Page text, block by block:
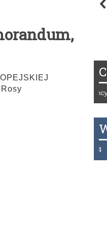
42/2019 r. Niemcy
0.1129 USD 3.7324